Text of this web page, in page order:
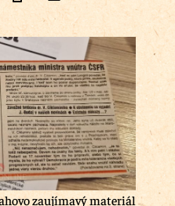
zaujímavý materiál